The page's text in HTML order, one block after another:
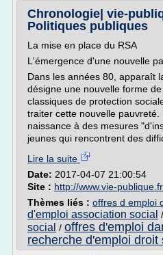
Chronologie| vie-
Politiques publiques
La mise en place du RSA
L'émergence d'une nouvelle
Dans les années 80, apparaît
désigne une nouvelle forme
classiques de protection
traiter cette nouvelle
naissance à des mesures
jeunes qui rencontrent des
Lire la suite
Date: 2017-04-07 21:00:54
Site : http://www.vie-publique.fr
Thèmes liés : offres d emploi
d'emploi association social /
social / offres d'emploi
recherche d'emploi droit